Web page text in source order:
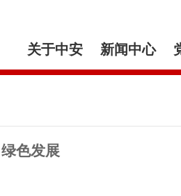
关于中安 新闻中心
色发展